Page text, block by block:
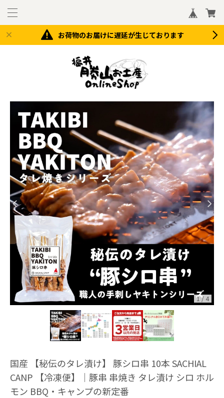
お荷物のお届けに遅延が生じております
1/ 4
国産 【秘伝のタレ漬け】 豚シロ串 10本 SACHIAL
CANP 【冷凍便】｜豚串 串焼き タレ漬け シロ ホル
モン BBQ・キャンプの新定番